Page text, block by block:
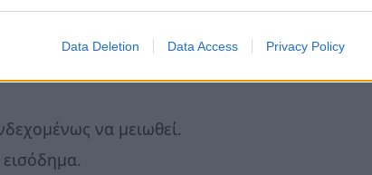
Data Deletion Data Access Privacy Policy
υπάρξουν θα κινηθούν στους εξής
να μειωθεί.